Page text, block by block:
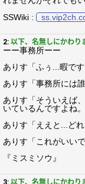
SSWiki :
2: 以下、名無しにかわり
ーー事務所ーー
ありす「ふぅ...暇です
ありす「事務所には
ありす「そういえば
いているんですよね
ありす「ええと...ど
ありす「これがいいで
『ミスミソウ』
3: 以下、名無しにかわり